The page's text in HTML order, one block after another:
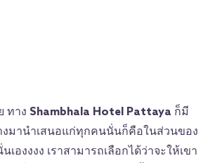
ทาง Shambhala Hotel Pattaya ก็มี
งมานำเสนอแก่ทุกคนนั่นก็คือในส่วนของ
เองงงง เราสามารถเลือกได้ว่าจะให้เขา